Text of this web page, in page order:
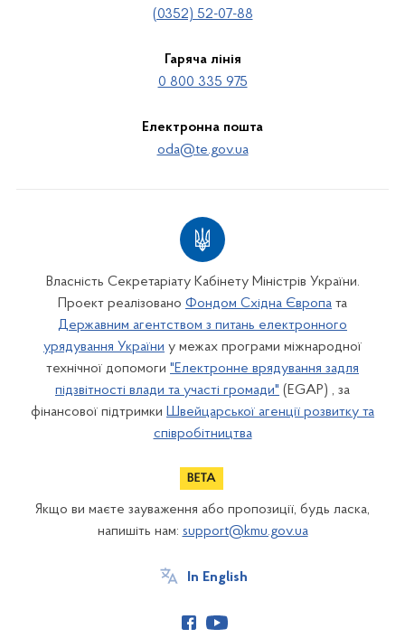
(0352) 52-07-88
Гаряча лінія
0 800 335 975
Електронна пошта
oda@te.gov.ua
Власність Секретаріату Кабінету Міністрів України.
Проект реалізовано Фондом Східна Європа та
Державним агентством з питань електронного
урядування України у межах програми міжнародної
технічної допомоги "Електронне врядування задля
підзвітності влади та участі громади" (EGAP) , за
фінансової підтримки Швейцарської агенції розвитку та
співробітництва
Якщо ви маєте зауваження або пропозиції, будь ласка,
напишіть нам: support@kmu.gov.ua
In English